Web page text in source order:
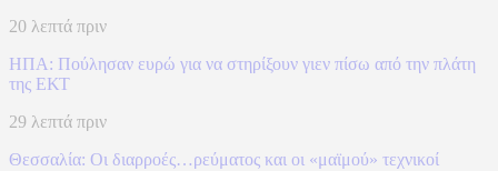
20 λεπτά πριν
ΗΠΑ: Πούλησαν ευρώ για να στηρίξουν γιεν πίσω από την πλάτη
της ΕΚΤ
29 λεπτά πριν
Θεσσαλία: Οι διαρροές…ρεύματος και οι «μαϊμού» τεχνικοί